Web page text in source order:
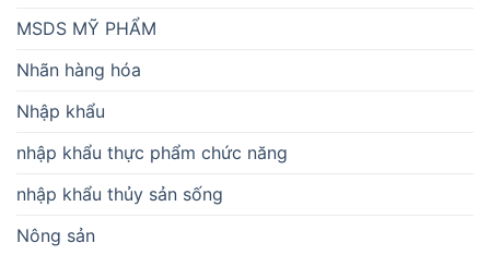
MSDS MỸ PHẨM
Nhãn hàng hóa
Nhập khẩu
nhập khẩu thực phẩm chức năng
nhập khẩu thủy sản sống
Nông sản